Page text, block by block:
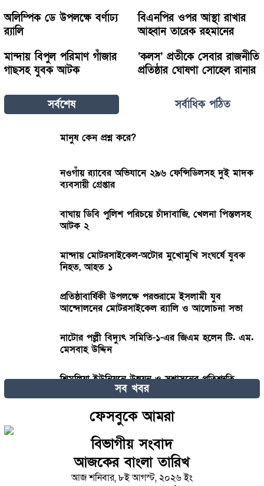
অলিম্পিক ডে উপলক্ষে বর্ণাঢ্য
র‍্যালি
বিএনপির ওপর আস্থা রাখার
আহ্বান তারেক রহমানের
মান্দায় বিপুল পরিমাণ গাঁজার
গাছসহ যুবক আটক
‘কলস’ প্রতীকে সেবার রাজনীতি
প্রতিষ্ঠার ঘোষণা সোহেল রানার
সর্বশেষ সর্বাধিক পঠিত
মানুষ কেন প্রশ্ন করে?
নওগাঁয় র‌্যাবের অভিযানে ২৯৬ ফেন্সিডিলসহ দুই মাদক
ব্যবসায়ী গ্রেপ্তার
বাঘায় ডিবি পুলিশ পরিচয়ে চাঁদাবাজি, খেলনা পিস্তলসহ
আটক ২
মান্দায় মোটরসাইকেল-অটোর মুখোমুখি সংঘর্ষে যুবক
নিহত, আহত ১
প্রতিষ্ঠাবার্ষিকী উপলক্ষে পরশুরামে ইসলামী যুব
আন্দোলনের মোটরসাইকেল র‌্যালি ও আলোচনা সভা
নাটোর পল্লী বিদ্যুৎ সমিতি-১-এর জিএম হলেন টি. এম.
মেসবাহ উদ্দিন
শিমুলিয়া ইউনিয়নে উন্নয়ন ও সুশাসনের প্রতিশ্রুতি
খায়রুল ইসলামের
১২ হাজার টাকার ঋণ থেকে ১৩ লাখ টাকার চেক মামলা:
বিয়ের সাজে যে ৩ নতুনত্ব দেখা যাবে এ বছর
সব খবর
ফেসবুকে আমরা
বিভাগীয় সংবাদ
আজকের বাংলা তারিখ
আজ শনিবার, ৮ই আগস্ট, ২০২৬ ইং